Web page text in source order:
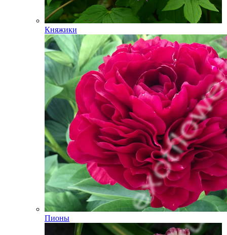
Княжики
Пионы